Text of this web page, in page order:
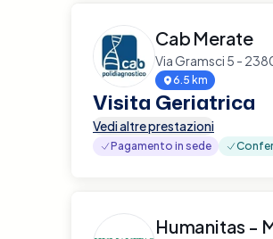
Cab Merate
Via Gramsci 5 -
6.5 km
Visita Geriatrica
Vedi altre prestazioni
Pagamento in sede
Humanitas -